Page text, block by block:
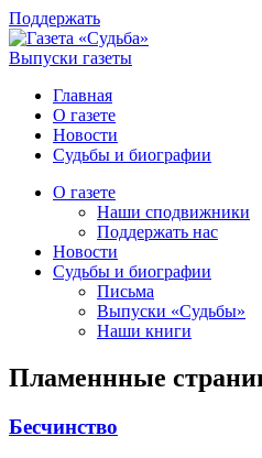
Поддержать
Выпуски газеты
Главная
О газете
Новости
Судьбы и биографии
О газете
Наши сподвижники
Поддержать нас
Новости
Судьбы и биографии
Письма
Выпуски «Судьбы»
Наши книги
Пламеннные
Бесчинство